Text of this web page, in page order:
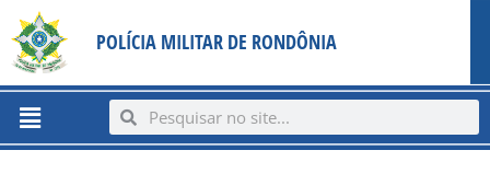
content
para
conteúdo
POLÍCIA MILITAR DE RONDÔNIA
Menu SearchSearch